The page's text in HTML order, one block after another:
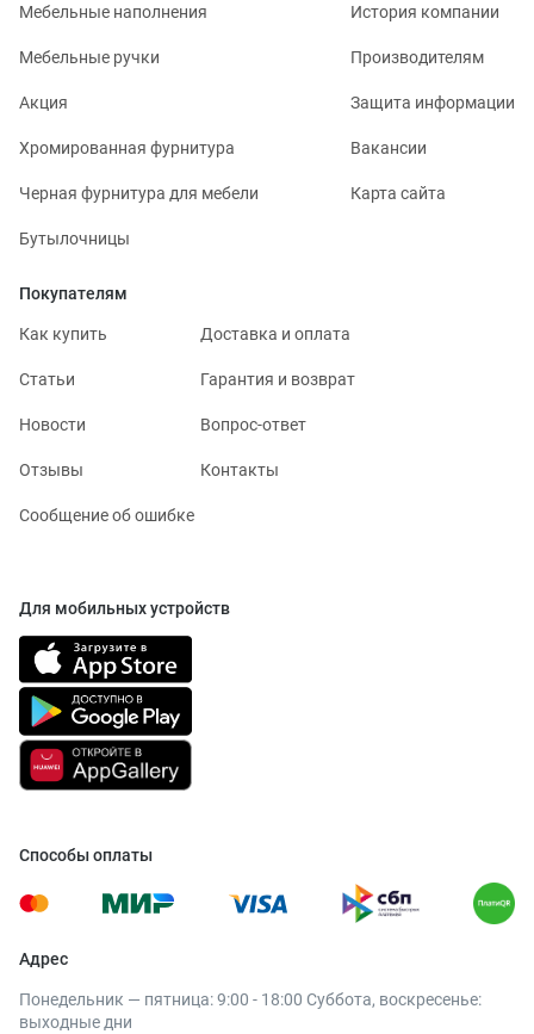
Мебельные наполнения
Мебельные ручки
Акция
Хромированная фурнитура
Черная фурнитура для мебели
Бутылочницы
История компании
Производителям
Защита информации
Вакансии
Карта сайта
Покупателям
Как купить Доставка и оплата
Статьи Гарантия и возврат
Новости Вопрос-ответ
Отзывы Контакты
Сообщение об ошибке
Для мобильных устройств
Способы оплаты
Адрес
Понедельник — пятница: 9:00 - 18:00 Суббота, воскресенье:
выходные дни